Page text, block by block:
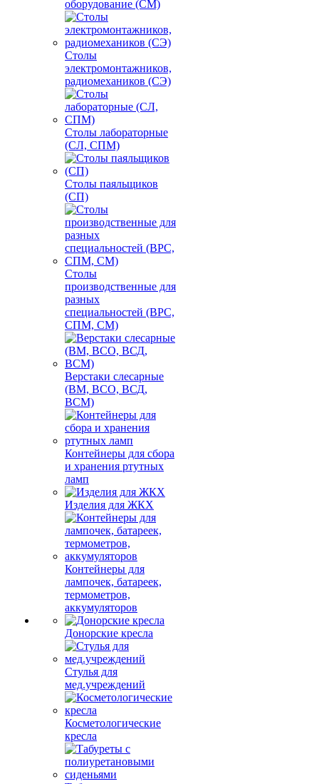
оборудование (СМ)
Столы
электромонтажников,
радиомехаников (СЭ)
Столы лабораторные
(СЛ, СПМ)
Столы паяльщиков
(СП)
Столы
производственные для
разных
специальностей (ВРС,
СПМ, СМ)
Верстаки слесарные
(ВМ, ВСО, ВСД,
ВСМ)
Контейнеры для сбора
и хранения ртутных
ламп
Изделия для ЖКХ
Контейнеры для
лампочек, батареек,
термометров,
аккумуляторов
Донорские кресла
Стулья для
мед.учреждений
Косметологические
кресла